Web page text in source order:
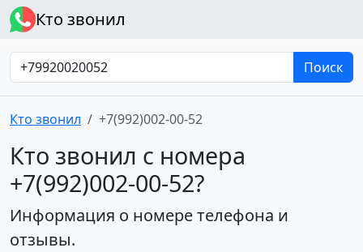
Кто звонил
Поиск
Кто звонил +7(992)002-00-52
Кто звонил с номера
+7(992)002-00-52?
Информация о номере телефона и
отзывы.